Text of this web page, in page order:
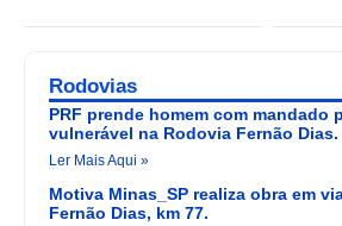
Rodovias
PRF prende homem com mandado
vulnerável na Rodovia Fernão Dias.
Ler Mais Aqui »
Motiva Minas_SP realiza obra em
Fernão Dias, km 77.